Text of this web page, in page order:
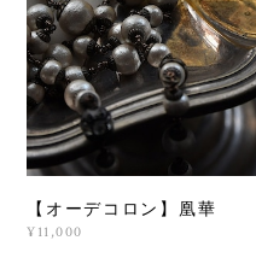
【オーデコロン】凰華
¥11,000